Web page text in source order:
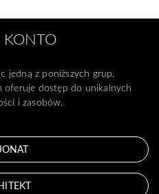
jedną z poniższych grup.
oferuje dostęp do unikalnych
i zasobów.